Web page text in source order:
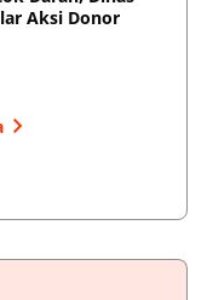
Aksi Donor